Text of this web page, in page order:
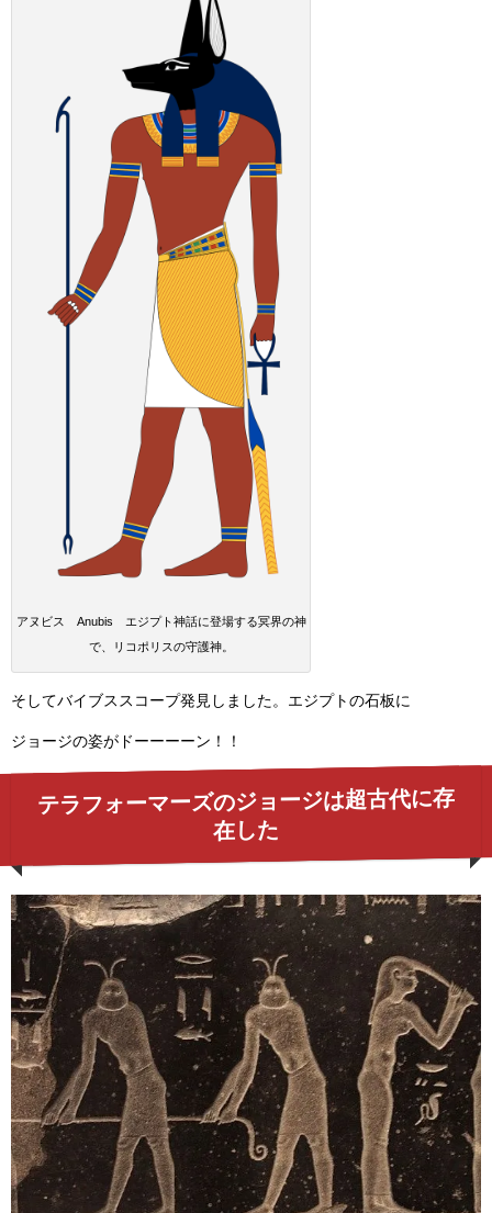
アヌビス Anubis エジプト神話に登場する冥界の神
で、リコポリスの守護神。
そしてバイブススコープ発見しました。エジプトの石板に
ジョージの姿がドーーーーン！！
テラフォーマーズのジョージは超古代に存
在した